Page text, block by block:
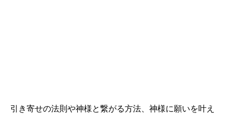
引き寄せの法則や神様と繋がる方法、神様に願いを叶え